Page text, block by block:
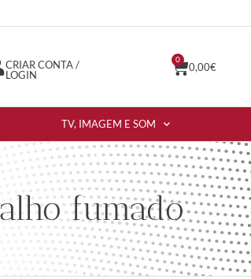
CRIAR CONTA /
LOGIN
0,00€
0
TV, IMAGEM E SOM
fumado